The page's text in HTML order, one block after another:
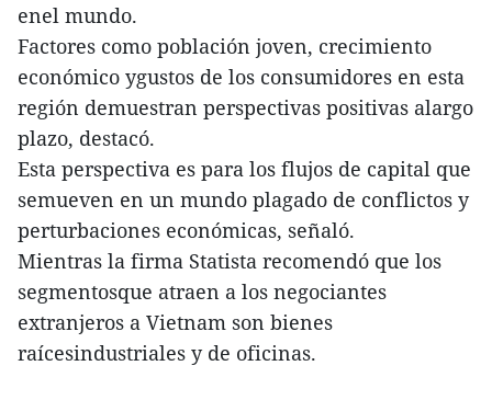
enel mundo.
Factores como población joven, crecimiento
económico ygustos de los consumidores en esta
región demuestran perspectivas positivas alargo
plazo, destacó.
Esta perspectiva es para los flujos de capital que
semueven en un mundo plagado de conflictos y
perturbaciones económicas, señaló.
Mientras la firma Statista recomendó que los
segmentosque atraen a los negociantes
extranjeros a Vietnam son bienes
raícesindustriales y de oficinas.